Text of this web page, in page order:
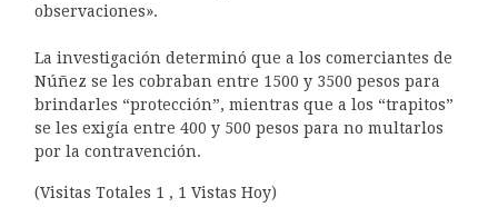
observaciones».
La investigación determinó que a los comerciantes de
Núñez se les cobraban entre 1500 y 3500 pesos para
brindarles “protección”, mientras que a los “trapitos”
se les exigía entre 400 y 500 pesos para no multarlos
por la contravención.
(Visitas Totales 1 , 1 Vistas Hoy)